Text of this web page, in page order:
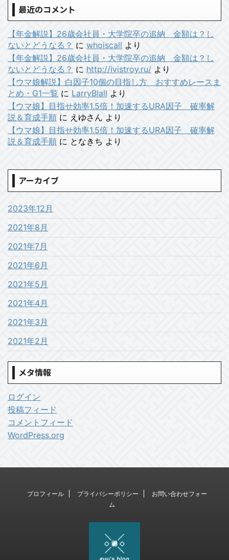
最近のコメント
【年金解説】26歳会社員・大学院卒の追納 金額は？し
ないとどうなる？ に whoiscall より
【年金解説】26歳会社員・大学院卒の追納 金額は？し
ないとどうなる？ に http://ivistroy.ru/ より
【ウマ娘解説】白因子10個の目指し方 おすすめレースま
とめ・G1一覧 に LarryBlall より
【ウマ娘】目指せ効率1.5倍！加速するURA因子 確率解
説＆育成手順 に えゆさん より
【ウマ娘】目指せ効率1.5倍！加速するURA因子 確率解
説＆育成手順 に となきち より
アーカイブ
2023年12月
2021年8月
2021年7月
2021年6月
2021年5月
2021年4月
2021年3月
2021年2月
メタ情報
ログイン
投稿フィード
コメントフィード
WordPress.org
プロフィール プライバシーポリシー
お問い合わせフォー
ム